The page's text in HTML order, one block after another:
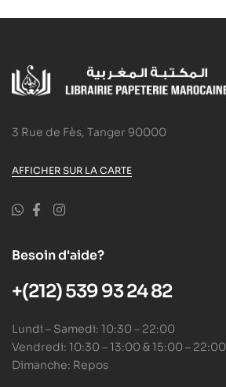
3 Rue de Fès, Tanger 90000
AFFICHER SUR LA CARTE
Besoin d'aide?
+(212) 539 93 24 82
Lundi – Samedi: 10:30 – 22:00
Vendredi: 10:30 – 13:00 & 15:00 – 22:00
Dimanche: Repos